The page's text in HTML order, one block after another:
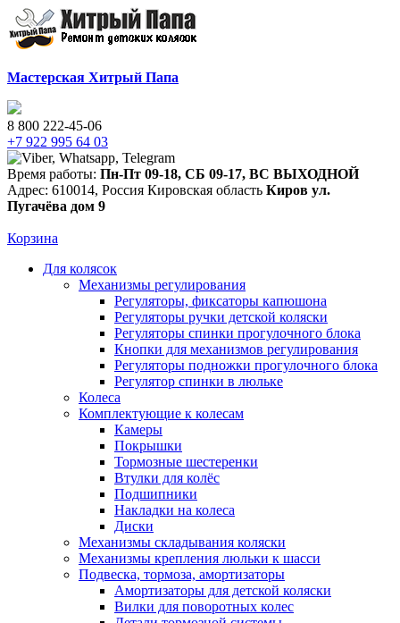
Мастерская Хитрый Папа
8 800 222-45-06
+7 922 995 64 03
Время работы: Пн-Пт 09-18, СБ 09-17, ВС ВЫХОДНОЙ
Адрес: 610014, Россия Кировская область Киров ул.
Пугачёва дом 9
Корзина
Для колясок
Механизмы регулирования
Регуляторы, фиксаторы капюшона
Регуляторы ручки детской коляски
Регуляторы спинки прогулочного блока
Кнопки для механизмов регулирования
Регуляторы подножки прогулочного блока
Регулятор спинки в люльке
Колеса
Комплектующие к колесам
Камеры
Покрышки
Тормозные шестеренки
Втулки для колёс
Подшипники
Накладки на колеса
Диски
Механизмы складывания коляски
Механизмы крепления люльки к шасси
Подвеска, тормоза, амортизаторы
Амортизаторы для детской коляски
Вилки для поворотных колес